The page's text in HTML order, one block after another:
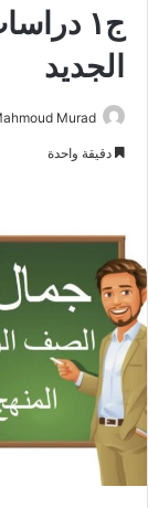
ج١
الجديد
Murad
دقيقة واحدة